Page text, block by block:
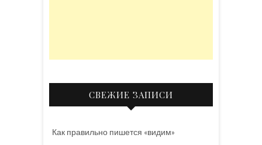
СВЕЖИЕ ЗАПИСИ
Как правильно пишется «видим»